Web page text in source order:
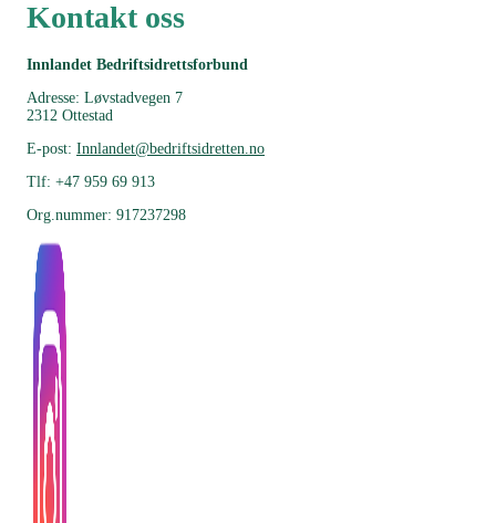
Kontakt oss
Innlandet Bedriftsidrettsforbund
Adresse: Løvstadvegen 7
2312 Ottestad
E-post: Innlandet@bedriftsidretten.no
Tlf: +47 959 69 913
Org.nummer: 917237298